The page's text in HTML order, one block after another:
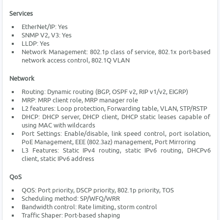
Services
EtherNet/IP: Yes
SNMP V2, V3: Yes
LLDP: Yes
Network Management: 802.1p class of service, 802.1x port-based
network access control, 802.1Q VLAN
Network
Routing: Dynamic routing (BGP, OSPF v2, RIP v1/v2, EIGRP)
MRP: MRP client role, MRP manager role
L2 features: Loop protection, Forwarding table, VLAN, STP/RSTP
DHCP: DHCP server, DHCP client, DHCP static leases capable of
using MAC with wildcards
Port Settings: Enable/disable, link speed control, port isolation,
PoE Management, EEE (802.3az) management, Port Mirroring
L3 Features: Static IPv4 routing, static IPv6 routing, DHCPv6
client, static IPv6 address
QoS
QOS: Port priority, DSCP priority, 802.1p priority, TOS
Scheduling method: SP/WFQ/WRR
Bandwidth control: Rate limiting, storm control
Traffic Shaper: Port-based shaping